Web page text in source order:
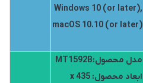
Windows 10 (or later),
macOS 10.10 (or later)
مدل محصول:MT1592B
ابعاد محصول: 435 x